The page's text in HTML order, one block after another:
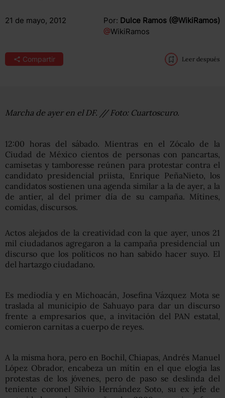
21 de mayo, 2012 Por: Dulce Ramos (@WikiRamos)
@WikiRamos
Compartir Leer después
Marcha de ayer en el DF. // Foto: Cuartoscuro.
12:00 horas del sábado. Mientras en el Zócalo de la
Ciudad de México cientos de personas con pancartas,
camisetas y tamboresse reúnen para protestar contra el
candidato presidencial priista, Enrique PeñaNieto, los
candidatos sostienen una agenda similar a la de ayer, a la
de antier, al del primer día de su campaña. Mítines,
comidas, discursos.
Actos alejados de la creatividad con la que ayer, unos 21
mil ciudadanos agregaron a la campaña presidencial un
discurso que los políticos no han sabido hacer suyo. El
del hartazgo ciudadano.
Es mediodía y en Michoacán, Josefina Vázquez Mota se
traslada al municipio de Sahuayo para dar un discurso
frente a empresarios que, a invitación del PAN estatal,
comieron carnitas a cuerpo de reyes.
A la misma hora, pero en Bochil, Chiapas, Andrés Manuel
López Obrador, encabeza un mítin en el que elogia las
protestas de los jóvenes, pero de paso se deslinda del
teniente coronel Silvio Hernández Soto, su ex jefe de